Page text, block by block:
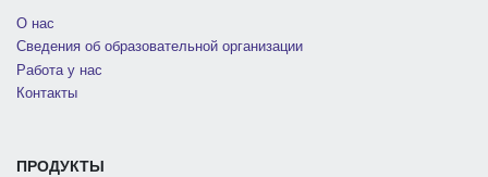
О нас
Сведения об образовательной организации
Работа у нас
Контакты
ПРОДУКТЫ